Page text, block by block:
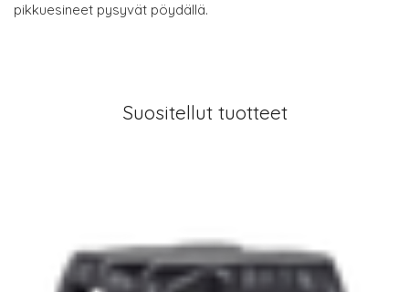
pikkuesineet pysyvät pöydällä.
Suositellut tuotteet